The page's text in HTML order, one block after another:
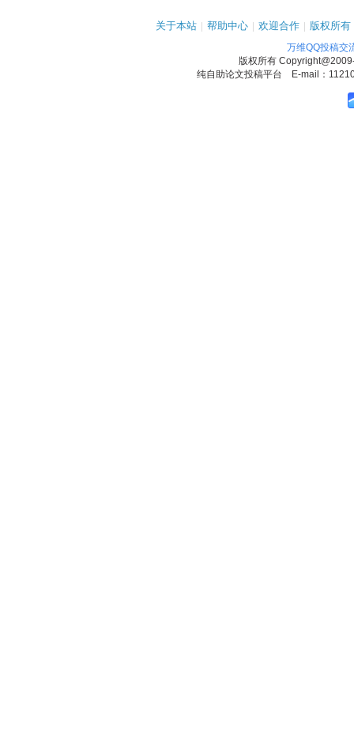
关于本站 | 帮助中心 | 欢迎合作 | 版权所有
万维QQ投稿交
版权所有
纯自助论文投稿平台 E-mail：